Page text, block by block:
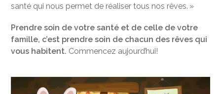
santé qui nous permet de réaliser tous nos rêves. »
Prendre soin de votre santé et de celle de votre
famille, c’est prendre soin de chacun des rêves qui
vous habitent. Commencez aujourd’hui!